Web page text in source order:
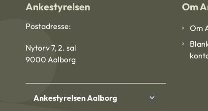
Ankestyrelsen
Postadresse:
Nytorv 7, 2. sal
9000 Aalborg
Ankestyrelsen Aalborg
Om
Om